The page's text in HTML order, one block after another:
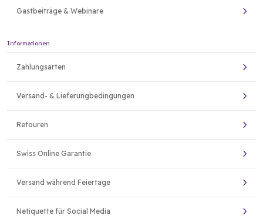
Gastbeiträge & Webinare
Informationen
Zahlungsarten
Versand- & Lieferungbedingungen
Retouren
Swiss Online Garantie
Versand während Feiertage
Netiquette für Social Media